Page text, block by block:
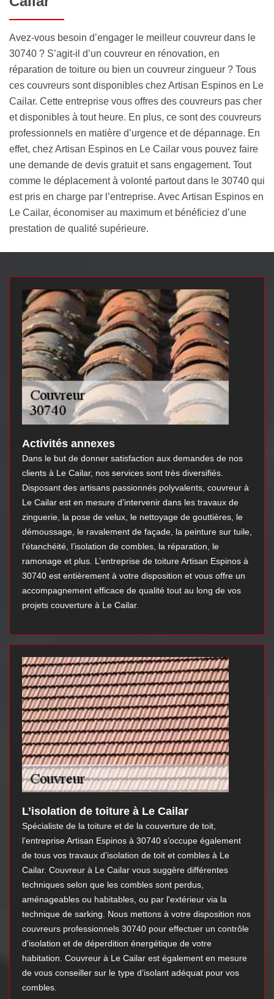
Avez-vous besoin d’engager le meilleur couvreur dans le
30740 ? S’agit-il d’un couvreur en rénovation, en
réparation de toiture ou bien un couvreur zingueur ? Tous
ces couvreurs sont disponibles chez Artisan Espinos en Le
Cailar. Cette entreprise vous offres des couvreurs pas cher
et disponibles à tout heure. En plus, ce sont des couvreurs
professionnels en matière d’urgence et de dépannage. En
effet, chez Artisan Espinos en Le Cailar vous pouvez faire
une demande de devis gratuit et sans engagement. Tout
comme le déplacement à volonté partout dans le 30740 qui
est pris en charge par l’entreprise. Avec Artisan Espinos en
Le Cailar, économiser au maximum et bénéficiez d’une
prestation de qualité supérieure.
Activités annexes
Dans le but de donner satisfaction aux demandes de nos
clients à Le Cailar, nos services sont très diversifiés.
Disposant des artisans passionnés polyvalents, couvreur à
Le Cailar est en mesure d’intervenir dans les travaux de
zinguerie, la pose de velux, le nettoyage de gouttières, le
démoussage, le ravalement de façade, la peinture sur tuile,
l’étanchéité, l’isolation de combles, la réparation, le
ramonage et plus. L’entreprise de toiture Artisan Espinos à
30740 est entièrement à votre disposition et vous offre un
accompagnement efficace de qualité tout au long de vos
projets couverture à Le Cailar.
L’isolation de toiture à Le Cailar
Spécialiste de la toiture et de la couverture de toit,
l’entreprise Artisan Espinos à 30740 s’occupe également
de tous vos travaux d’isolation de toit et combles à Le
Cailar. Couvreur à Le Cailar vous suggère différentes
techniques selon que les combles sont perdus,
aménageables ou habitables, ou par l'extérieur via la
technique de sarking. Nous mettons à votre disposition nos
couvreurs professionnels 30740 pour effectuer un contrôle
d'isolation et de déperdition énergétique de votre
habitation. Couvreur à Le Cailar est également en mesure
de vous conseiller sur le type d’isolant adéquat pour vos
combles.